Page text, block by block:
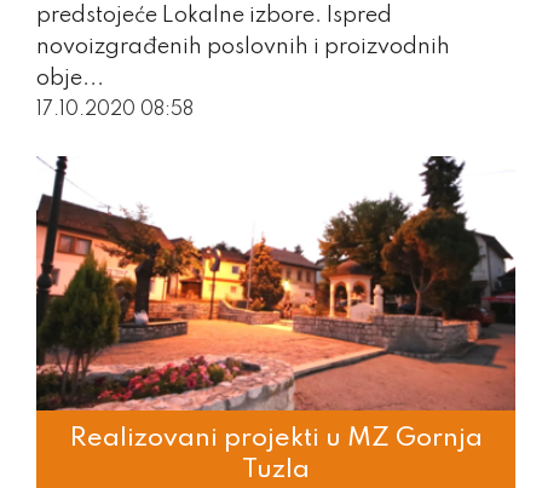
predstojeće Lokalne izbore. Ispred
novoizgrađenih poslovnih i proizvodnih
obje...
17.10.2020 08:58
Realizovani projekti u MZ Gornja
Tuzla